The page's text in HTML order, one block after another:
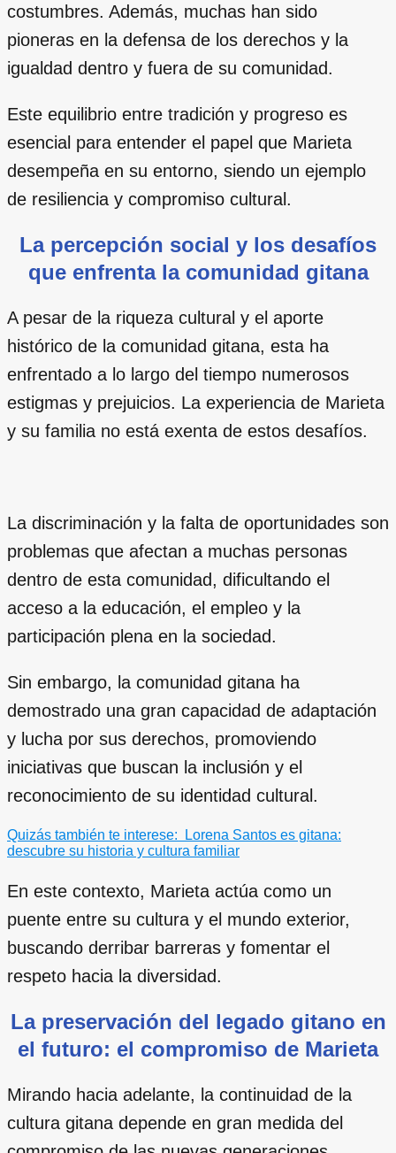
costumbres. Además, muchas han sido
pioneras en la defensa de los derechos y la
igualdad dentro y fuera de su comunidad.
Este equilibrio entre tradición y progreso es
esencial para entender el papel que Marieta
desempeña en su entorno, siendo un ejemplo
de resiliencia y compromiso cultural.
La percepción social y los desafíos
que enfrenta la comunidad gitana
A pesar de la riqueza cultural y el aporte
histórico de la comunidad gitana, esta ha
enfrentado a lo largo del tiempo numerosos
estigmas y prejuicios. La experiencia de Marieta
y su familia no está exenta de estos desafíos.
La discriminación y la falta de oportunidades son
problemas que afectan a muchas personas
dentro de esta comunidad, dificultando el
acceso a la educación, el empleo y la
participación plena en la sociedad.
Sin embargo, la comunidad gitana ha
demostrado una gran capacidad de adaptación
y lucha por sus derechos, promoviendo
iniciativas que buscan la inclusión y el
reconocimiento de su identidad cultural.
Quizás también te interese:
Lorena Santos es gitana:
descubre su historia y cultura familiar
En este contexto, Marieta actúa como un
puente entre su cultura y el mundo exterior,
buscando derribar barreras y fomentar el
respeto hacia la diversidad.
La preservación del legado gitano en
el futuro: el compromiso de Marieta
Mirando hacia adelante, la continuidad de la
cultura gitana depende en gran medida del